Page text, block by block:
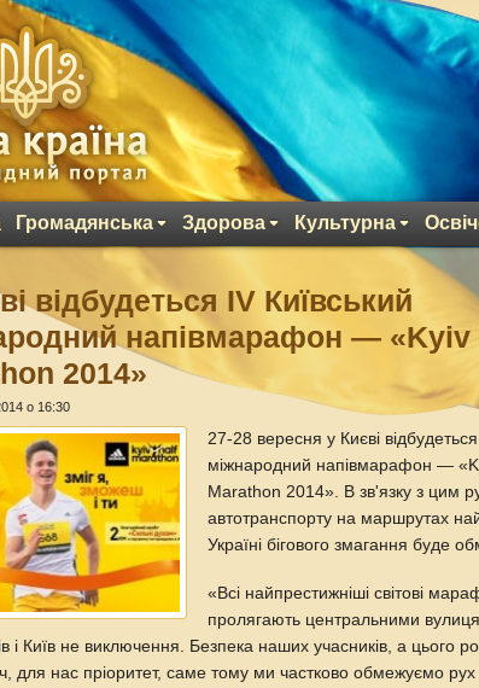
Громадянська Здорова Культурна
відбудеться IV Київський
напівмарафон — «Kyiv
2014»
о 16:30
27-28 вересня у Києві
міжнародний напівмарафон —
Marathon 2014». В зв'язку з цим
автотранспорту на маршрутах
Україні бігового змагання буде
«Всі найпрестижніші світові
пролягають центральними
і Київ не виключення. Безпека наших учасників, а цього
для нас пріоритет, саме тому ми частково обмежуємо